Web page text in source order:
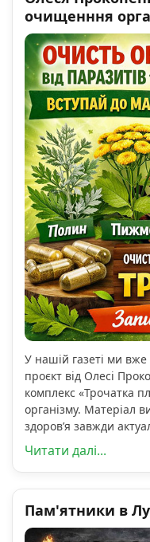
очищенння
У нашій газеті ми
проєкт від Олесі
комплекс «Трочатка
організму. Матеріал
здоров’я завжди
Читати далі...
Пам'ятники в